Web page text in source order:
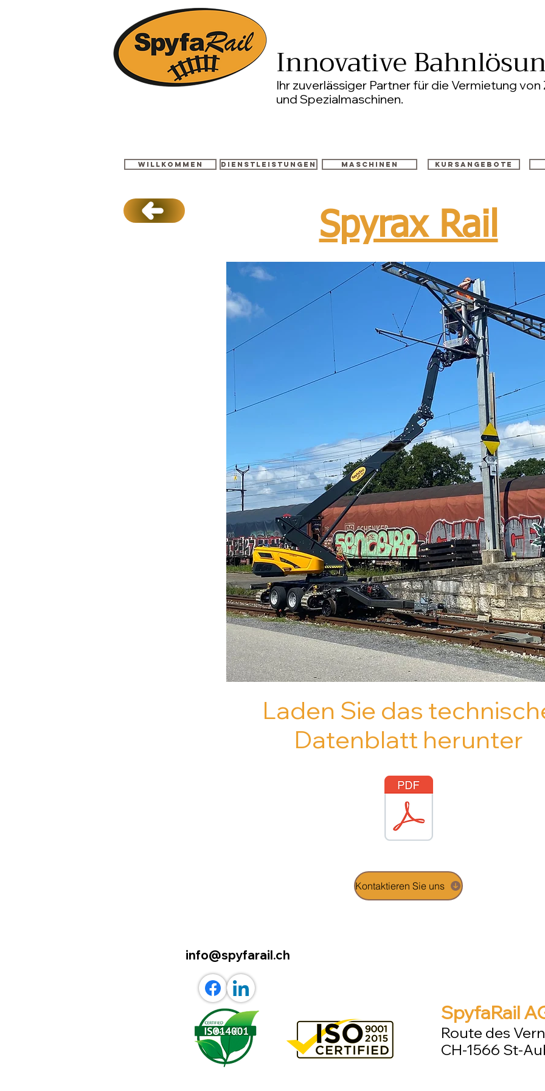
Innovative
Ihr zuverlässiger Partner für die Vermietung
und Spezialmaschinen.
Willkommen Dienstleistungen Maschinen Kursangebote
Spyrax Rail
Laden Sie das
Datenblatt herunter
Kontaktieren Sie uns
info@spyfarail.ch
SpyfaRail
Route des
CH-1566 St-